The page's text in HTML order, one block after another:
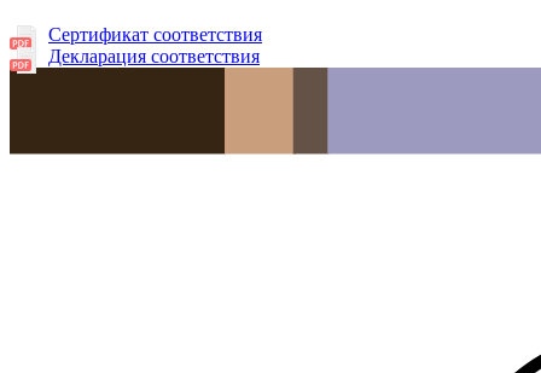
Сертификат соответствия
Декларация соответствия